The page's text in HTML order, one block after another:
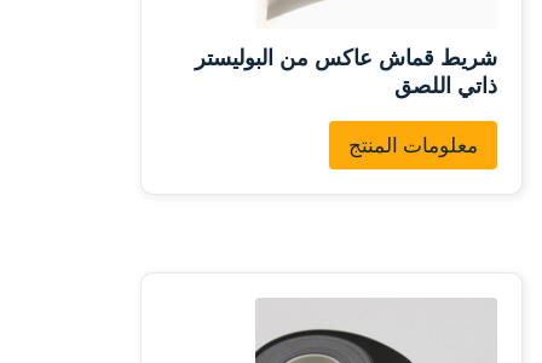
شريط قماش عاكس من البوليستر
ذاتي اللصق
معلومات المنتج